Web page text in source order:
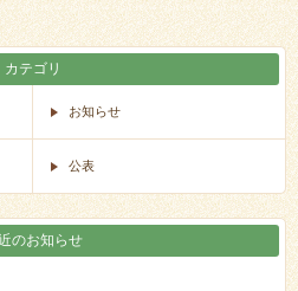
カテゴリ
お知らせ
公表
のお知らせ